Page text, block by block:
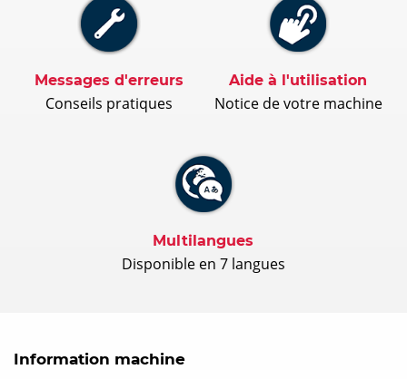
Messages d'erreurs
Conseils pratiques
Aide à l'utilisation
Notice de votre machine
Multilangues
Disponible en 7 langues
Information machine